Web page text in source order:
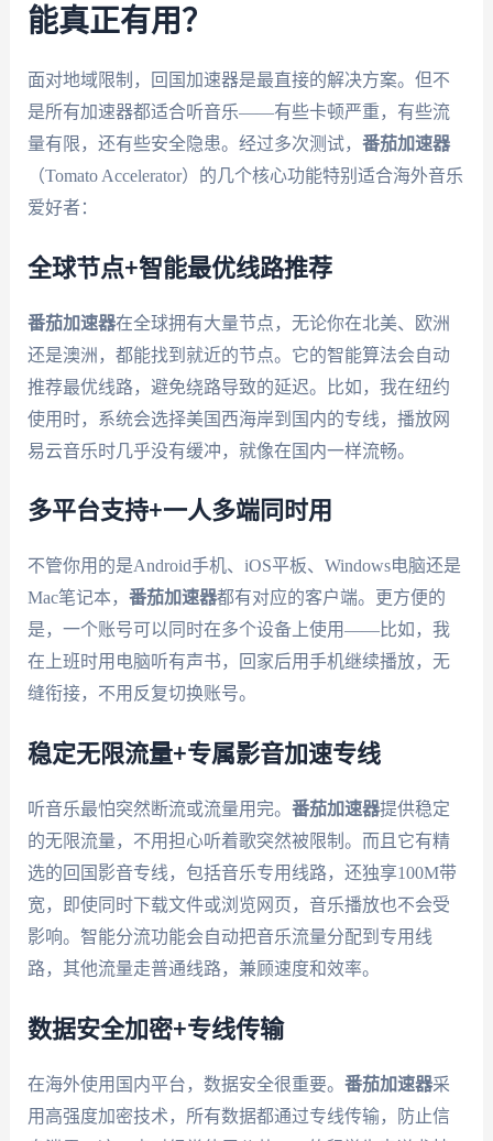
能真正有用？
面对地域限制，回国加速器是最直接的解决方案。但不
是所有加速器都适合听音乐——有些卡顿严重，有些流
量有限，还有些安全隐患。经过多次测试， 番茄加速器
（Tomato Accelerator）的几个核心功能特别适合海外音乐
爱好者：
全球节点+智能最优线路推荐
番茄加速器在全球拥有大量节点，无论你在北美、欧洲
还是澳洲，都能找到就近的节点。它的智能算法会自动
推荐最优线路，避免绕路导致的延迟。比如，我在纽约
使用时，系统会选择美国西海岸到国内的专线，播放网
易云音乐时几乎没有缓冲，就像在国内一样流畅。
多平台支持+一人多端同时用
不管你用的是Android手机、iOS平板、Windows电脑还是
Mac笔记本， 番茄加速器都有对应的客户端。更方便的
是，一个账号可以同时在多个设备上使用——比如，我
在上班时用电脑听有声书，回家后用手机继续播放，无
缝衔接，不用反复切换账号。
稳定无限流量+专属影音加速专线
听音乐最怕突然断流或流量用完。 番茄加速器提供稳定
的无限流量，不用担心听着歌突然被限制。而且它有精
选的回国影音专线，包括音乐专用线路，还独享100M带
宽，即使同时下载文件或浏览网页，音乐播放也不会受
影响。智能分流功能会自动把音乐流量分配到专用线
路，其他流量走普通线路，兼顾速度和效率。
数据安全加密+专线传输
在海外使用国内平台，数据安全很重要。 番茄加速器采
用高强度加密技术，所有数据都通过专线传输，防止信